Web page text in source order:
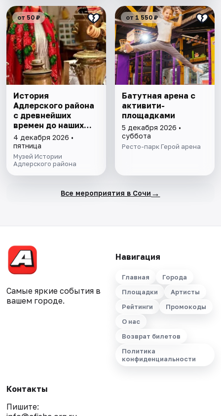
от 50 ₽
История
Адлерского района
с древнейших
времен до наших
дней. Экскурсия
4 декабря 2026 •
пятница
Музей Истории
Адлерского района
от 1 550 ₽
Батутная арена с
активити-
площадками
5 декабря 2026 •
суббота
Ресто-парк Герой арена
Все мероприятия в Сочи →
Самые яркие события в
вашем городе.
Навигация
Главная
Города
Площадки
Артисты
Рейтинги
Промокоды
О нас
Возврат билетов
Политика
конфиденциальности
Контакты
Пишите: